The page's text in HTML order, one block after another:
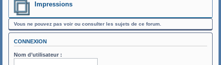
Impressions
Vous ne pouvez pas voir ou consulter les sujets de ce forum.
CONNEXION
Nom d’utilisateur :